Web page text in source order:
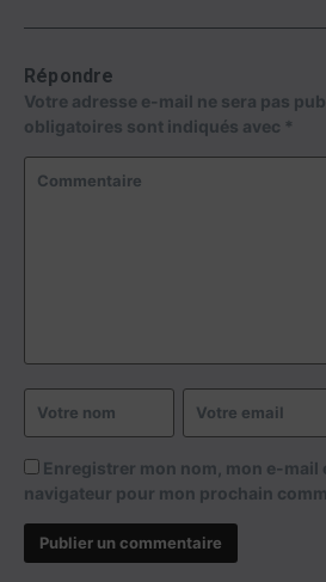
Répondre
Votre adresse e-mail ne sera pas
obligatoires sont indiqués avec *
Enregistrer mon nom, mon e-mail
navigateur pour mon prochain